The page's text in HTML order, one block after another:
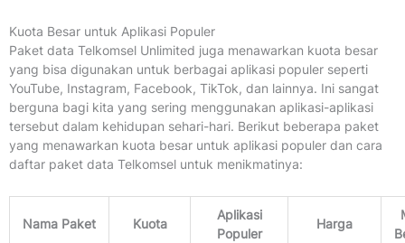
Kuota Besar untuk Aplikasi Populer
Paket data Telkomsel Unlimited juga menawarkan kuota besar
yang bisa digunakan untuk berbagai aplikasi populer seperti
YouTube, Instagram, Facebook, TikTok, dan lainnya. Ini sangat
berguna bagi kita yang sering menggunakan aplikasi-aplikasi
tersebut dalam kehidupan sehari-hari. Berikut beberapa paket
yang menawarkan kuota besar untuk aplikasi populer dan cara
daftar paket data Telkomsel untuk menikmatinya:
Nama Paket Kuota
Aplikasi
Populer
Harga